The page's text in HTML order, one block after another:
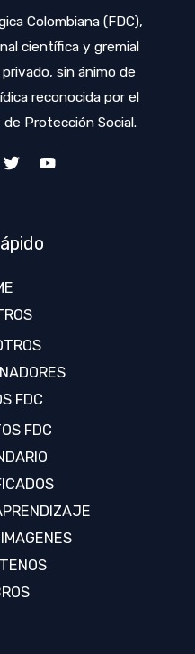
Colombiana (FDC),
científica y gremial
sin ánimo de
reconocida por el
Protección Social.
FDC
FDC